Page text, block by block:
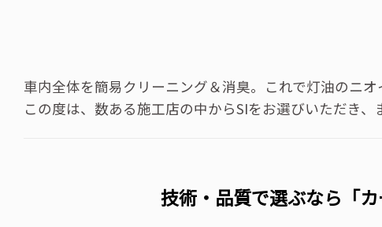
車内全体を簡易クリーニング＆消臭。これで灯油のニオ
この度は、数ある施工店の中からSIをお選びいただき、
技術・品質で選ぶなら「カ